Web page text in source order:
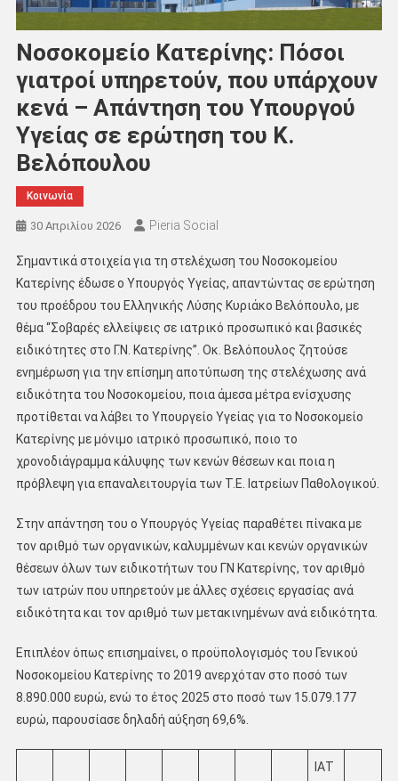
Νοσοκομείο Κατερίνης: Πόσοι
γιατροί υπηρετούν, που υπάρχουν
κενά – Απάντηση του Υπουργού
Υγείας σε ερώτηση του Κ.
Βελόπουλου
Κοινωνία
30 Απριλίου 2026 Pieria Social
Σημαντικά στοιχεία για τη στελέχωση του Νοσοκομείου
Κατερίνης έδωσε ο Υπουργός Υγείας, απαντώντας σε ερώτηση
του προέδρου του Ελληνικής Λύσης Κυριάκο Βελόπουλο, με
θέμα “Σοβαρές ελλείψεις σε ιατρικό προσωπικό και βασικές
ειδικότητες στο Γ.Ν. Κατερίνης”. Οκ. Βελόπουλος ζητούσε
ενημέρωση για την επίσημη αποτύπωση της στελέχωσης ανά
ειδικότητα του Νοσοκομείου, ποια άμεσα μέτρα ενίσχυσης
προτίθεται να λάβει το Υπουργείο Υγείας για το Νοσοκομείο
Κατερίνης με μόνιμο ιατρικό προσωπικό, ποιο το
χρονοδιάγραμμα κάλυψης των κενών θέσεων και ποια η
πρόβλεψη για επαναλειτουργία των Τ.Ε. Ιατρείων Παθολογικού.
Στην απάντηση του ο Υπουργός Υγείας παραθέτει πίνακα με
τον αριθμό των οργανικών, καλυμμένων και κενών οργανικών
θέσεων όλων των ειδικοτήτων του ΓΝ Κατερίνης, τον αριθμό
των ιατρών που υπηρετούν με άλλες σχέσεις εργασίας ανά
ειδικότητα και τον αριθμό των μετακινημένων ανά ειδικότητα.
Επιπλέον όπως επισημαίνει, ο προϋπολογισμός του Γενικού
Νοσοκομείου Κατερίνης το 2019 ανερχόταν στο ποσό των
8.890.000 ευρώ, ενώ το έτος 2025 στο ποσό των 15.079.177
ευρώ, παρουσίασε δηλαδή αύξηση 69,6%.
ΙΑΤ